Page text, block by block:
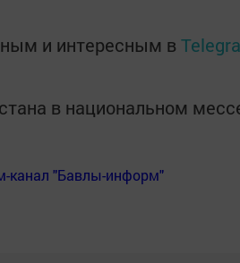
и интересным в
в национальном
канал "Бавлы-информ"